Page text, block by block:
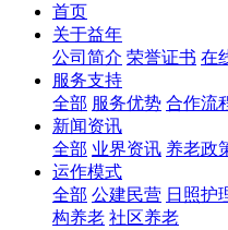
首页
关于益年
公司简介 荣誉证书 在
服务支持
全部 服务优势 合作流
新闻资讯
全部 业界资讯 养老政
运作模式
全部 公建民营 日照护
构养老 社区养老